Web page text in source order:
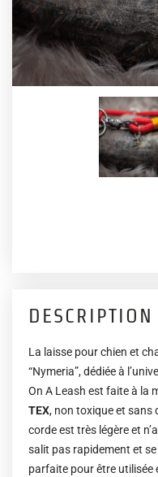
La laisse pour chien et
“Nymeria”, dédiée à
On A Leash est faite à la
TEX, non toxique et sans
corde est très légère et
salit pas rapidement et
parfaite pour être utilisée